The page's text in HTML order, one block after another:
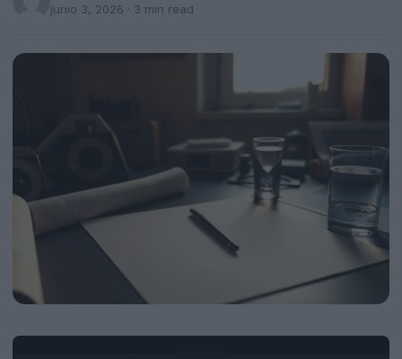
junio 3, 2026 · 3 min read